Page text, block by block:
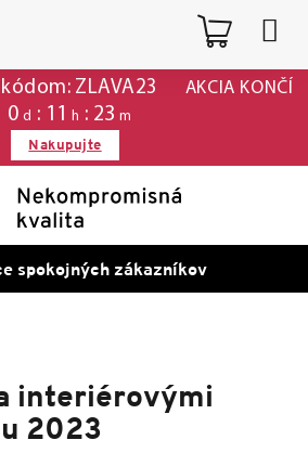
ZLAVA23
AKCIA KONČÍ
0 d : 11 h : 23 m
Nakupujte
spokojných zákazníkov
interiérovými
2023